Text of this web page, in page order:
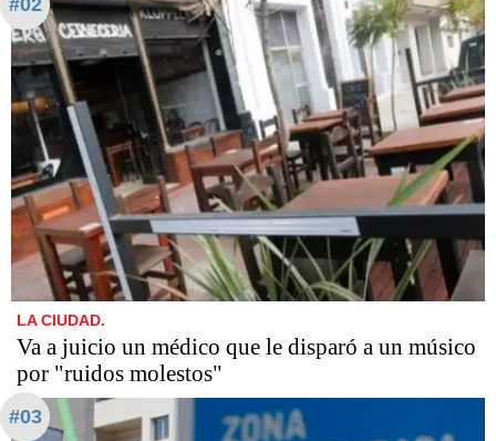
LA CIUDAD.
Va a juicio un médico que le disparó a un músico
por "ruidos molestos"
#03